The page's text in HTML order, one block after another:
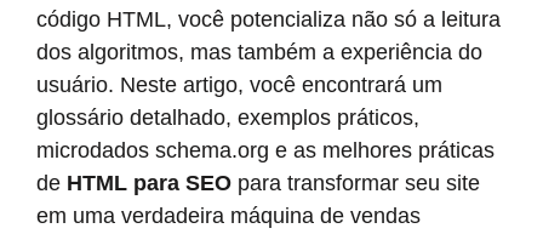
código HTML, você potencializa não só a leitura
dos algoritmos, mas também a experiência do
usuário. Neste artigo, você encontrará um
glossário detalhado, exemplos práticos,
microdados schema.org e as melhores práticas
de HTML para SEO para transformar seu site
em uma verdadeira máquina de vendas